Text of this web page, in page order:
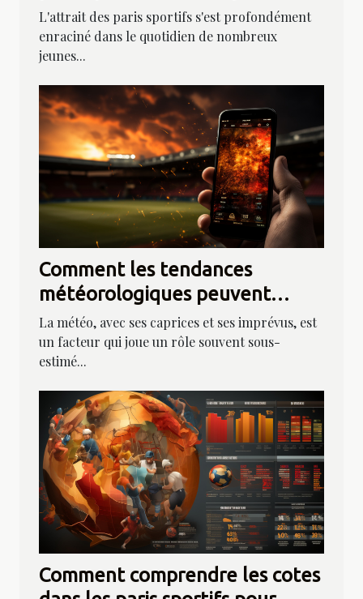
adultes
L'attrait des paris sportifs s'est profondément
enraciné dans le quotidien de nombreux
jeunes...
Comment les tendances
météorologiques peuvent
influencer les résultats des
paris sportifs
La météo, avec ses caprices et ses imprévus, est
un facteur qui joue un rôle souvent sous-
estimé...
Comment comprendre les cotes